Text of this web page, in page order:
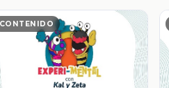
CONTENIDO